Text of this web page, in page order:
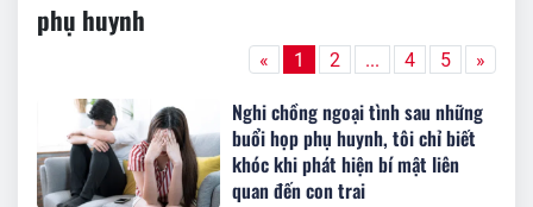
phụ huynh
« 1 2 ... 4 5 »
Nghi chồng ngoại tình sau những
buổi họp phụ huynh, tôi chỉ biết
khóc khi phát hiện bí mật liên
quan đến con trai